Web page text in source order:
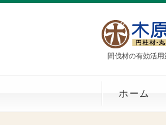
間伐材の有効活
ホーム